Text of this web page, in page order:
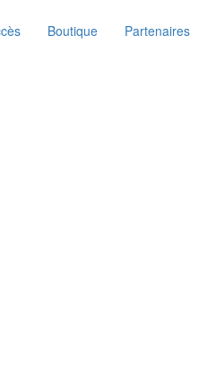
Boutique Partenaires